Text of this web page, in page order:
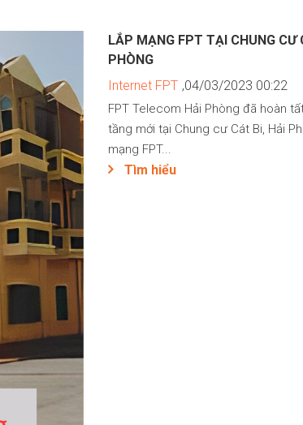
LẮP MẠNG FPT TẠI CHUNG CƯ
PHÒNG
Internet FPT ,04/03/2023 00:22
FPT Telecom Hải Phòng đã hoàn
tầng mới tại Chung cư Cát Bi, Hải
mạng FPT...
Tìm hiểu